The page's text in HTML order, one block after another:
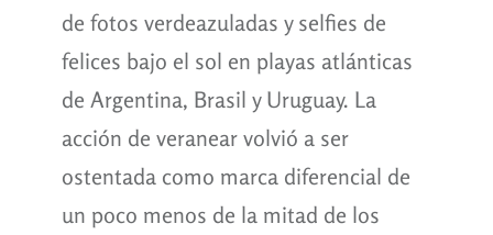
de fotos verdeazuladas y selfies de
felices bajo el sol en playas atlánticas
de Argentina, Brasil y Uruguay. La
acción de veranear volvió a ser
ostentada como marca diferencial de
un poco menos de la mitad de los